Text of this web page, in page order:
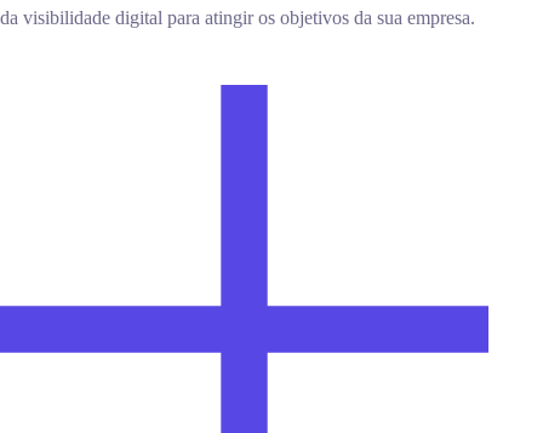
da visibilidade digital para atingir os objetivos da sua empresa.